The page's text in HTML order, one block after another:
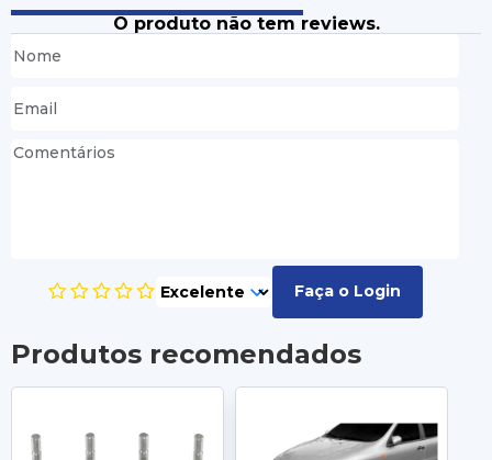
O produto não tem reviews.
Faça o Login
Produtos recomendados